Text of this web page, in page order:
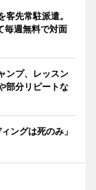
先常駐派遣。
週無料で対面
ンプ、レッスン
部分リピートな
ングは死のみ」